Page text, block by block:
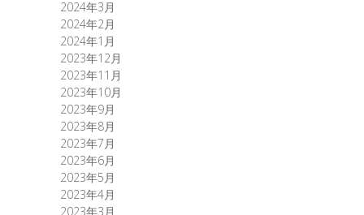
2024年3月
2024年2月
2024年1月
2023年12月
2023年11月
2023年10月
2023年9月
2023年8月
2023年7月
2023年6月
2023年5月
2023年4月
2023年3月